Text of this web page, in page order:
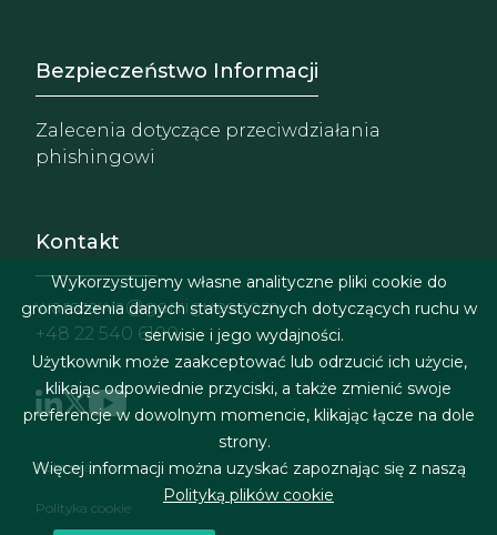
Footer - Extranet y
Bezpieczeństwo Informacji
Zalecenia dotyczące przeciwdziałania
phishingowi
Kontakt
warszawa@garrigues.com
+48 22 540 6100
Menu stopki
Nota prawna
Polityka cookie
Wykorzystujemy własne analityczne pliki cookie do
gromadzenia danych statystycznych dotyczących ruchu w
serwisie i jego wydajności.
Użytkownik może zaakceptować lub odrzucić ich użycie,
klikając odpowiednie przyciski, a także zmienić swoje
preferencje w dowolnym momencie, klikając łącze na dole
strony.
Więcej informacji można uzyskać zapoznając się z naszą
Polityką plików cookie